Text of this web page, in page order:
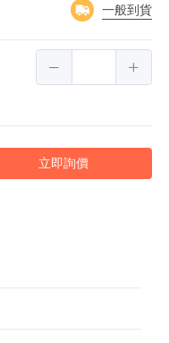
一般到貨
立即詢價